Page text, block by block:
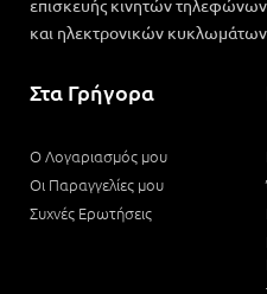
και ηλεκτρονικών κυκλωμάτων.
Στα Γρήγορα
Ο Λογαριασμός μου
Οι Παραγγελίες μου
Συχνές Ερωτήσεις